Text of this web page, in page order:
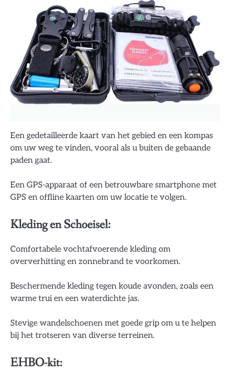
Een gedetailleerde kaart van het gebied en een kompas
om uw weg te vinden, vooral als u buiten de gebaande
paden gaat.
Een GPS-apparaat of een betrouwbare smartphone met
GPS en offline kaarten om uw locatie te volgen.
Kleding en Schoeisel:
Comfortabele vochtafvoerende kleding om
oververhitting en zonnebrand te voorkomen.
Beschermende kleding tegen koude avonden, zoals een
warme trui en een waterdichte jas.
Stevige wandelschoenen met goede grip om u te helpen
bij het trotseren van diverse terreinen.
EHBO-kit: